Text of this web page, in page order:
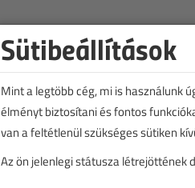
Sütibeállítások
Mint a legtöbb cég, mi is használunk
élményt biztosítani és fontos
van a feltétlenül szükséges sütiken
Az ön jelenlegi státusza létrejöttének